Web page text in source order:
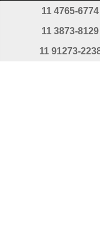
PAINEL DE LED ALTA
PAINEL DE LED COMPRAR
11 4765-6774
11 3873-8129
11 91273-